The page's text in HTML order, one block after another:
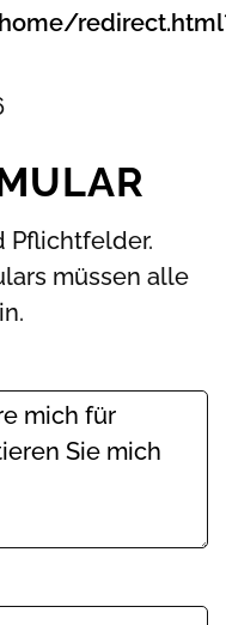
Pflichtfelder.
müssen alle